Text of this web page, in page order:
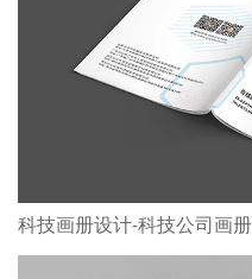
科技画册设计-科技公司画